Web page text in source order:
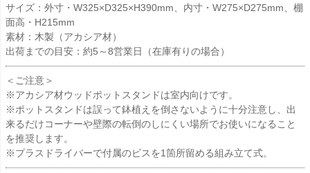
サイズ：外寸・W325×D325×H390mm、内寸・W275×D275mm、棚
面高・H215mm
素材：木製（アカシア材）
出荷までの目安：約5～8営業日（在庫有りの場合）
＜ご注意＞
※アカシア材ウッドポットスタンドは室内向けです。
※ポットスタンドは誤って鉢植えを倒さないように十分注意し、出
来るだけコーナーや壁際の転倒のしにくい場所でお使いになること
を推奨します。
※プラスドライバーで付属のビスを1箇所留める組み立て式。